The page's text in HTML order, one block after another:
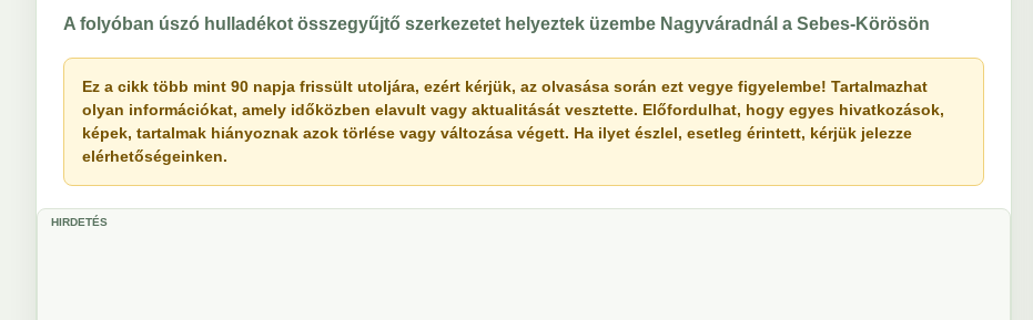
A folyóban úszó hulladékot összegyűjtő szerkezetet helyeztek üzembe Nagyváradnál a Sebes-Körösön
Ez a cikk több mint 90 napja frissült utoljára, ezért kérjük, az olvasása során ezt vegye figyelembe! Tartalmazhat
olyan információkat, amely időközben elavult vagy aktualitását vesztette. Előfordulhat, hogy egyes hivatkozások,
képek, tartalmak hiányoznak azok törlése vagy változása végett. Ha ilyet észlel, esetleg érintett, kérjük jelezze
elérhetőségeinken.
HIRDETÉS